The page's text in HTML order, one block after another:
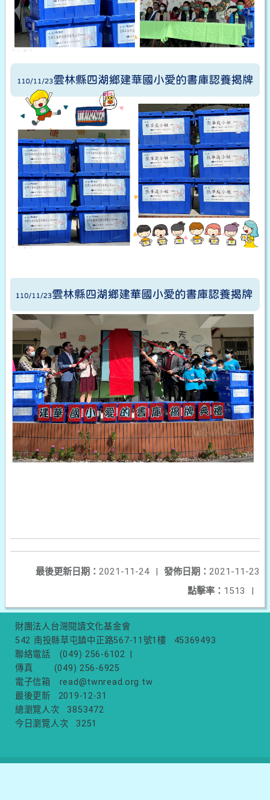
發佈日期： 2021-11-23
最後更新日期： 2021-11-24
點擊率： 1513
財團法人台灣閱讀文化基金會
542 南投縣草屯鎮中正路567-11號1樓
45369493
聯絡電話
(049) 256-6102
傳真
(049) 256-6925
電子信箱
read@twnread.org.tw
最後更新
2019-12-31
總瀏覽人次
3853472
今日瀏覽人次
3251